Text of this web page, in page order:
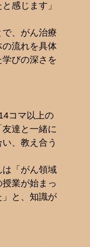
感じます」
、がん治療
流れを具体
びの深さを
コマ以上の
達と一緒に
、教え合う
「がん領域
業が始まっ
と、知識が